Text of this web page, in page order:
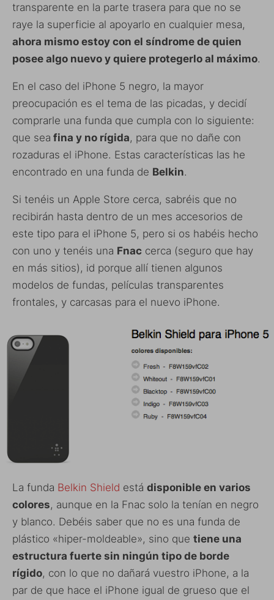
transparente en la parte trasera para que no se
raye la superficie al apoyarlo en cualquier mesa,
ahora mismo estoy con el síndrome de quien
posee algo nuevo y quiere protegerlo al máximo.
En el caso del iPhone 5 negro, la mayor
preocupación es el tema de las picadas, y decidí
comprarle una funda que cumpla con lo siguiente:
que sea fina y no rígida, para que no dañe con
rozaduras el iPhone. Estas características las he
encontrado en una funda de Belkin.
Si tenéis un Apple Store cerca, sabréis que no
recibirán hasta dentro de un mes accesorios de
este tipo para el iPhone 5, pero si os habéis hecho
con uno y tenéis una Fnac cerca (seguro que hay
en más sitios), id porque allí tienen algunos
modelos de fundas, películas transparentes
frontales, y carcasas para el nuevo iPhone.
La funda Belkin Shield está disponible en varios
colores, aunque en la Fnac solo la tenían en negro
y blanco. Debéis saber que no es una funda de
plástico «hiper-moldeable», sino que tiene una
estructura fuerte sin ningún tipo de borde
rígido, con lo que no dañará vuestro iPhone, a la
par de que hace el iPhone igual de grueso que el